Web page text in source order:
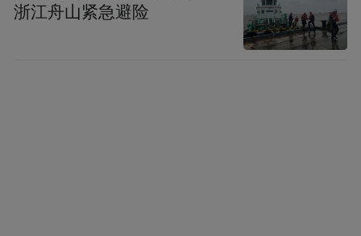
浙江舟山紧急避险